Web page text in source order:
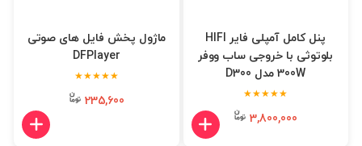
پنل کامل آمپلی فایر HIFI
بلوتوثی با خروجی ساب ووفر
300W مدل D300
★★★★★
3,800,000
ماژول پخش فایل های صوتی
DFPlayer
★★★★★
235,600